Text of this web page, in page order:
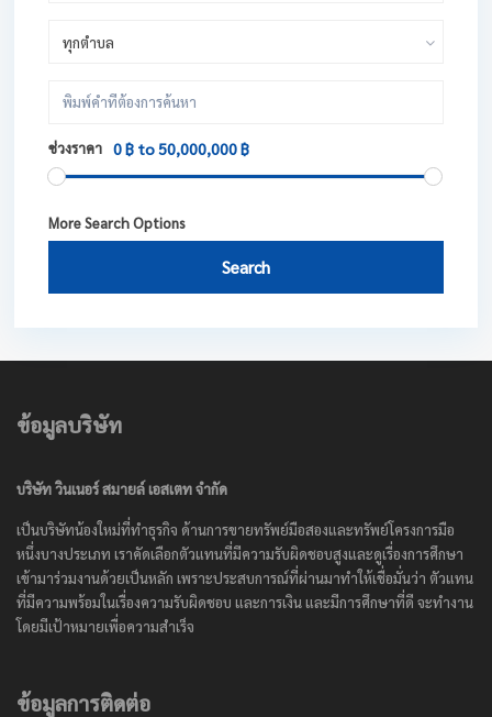
ทุกตำบล
ช่วงราคา 0 ฿ to 50,000,000 ฿
More Search Options
Search
ข้อมูลบริษัท
บริษัท วินเนอร์ สมายล์ เอสเตท จำกัด
เป็นบริษัทน้องใหม่ที่ทำธุรกิจ ด้านการขายทรัพย์มือสองและทรัพย์โครงการมือ
หนึ่งบางประเภท เราคัดเลือกตัวแทนที่มีความรับผิดชอบสูงและดูเรื่องการศึกษา
เข้ามาร่วมงานด้วยเป็นหลัก เพราะประสบการณ์ที่ผ่านมาทำให้เชื่อมั่นว่า ตัวแทน
ที่มีความพร้อมในเรื่องความรับผิดชอบ และการเงิน และมีการศึกษาที่ดี จะทำงาน
โดยมีเป้าหมายเพื่อความสำเร็จ
ข้อมูลการติดต่อ